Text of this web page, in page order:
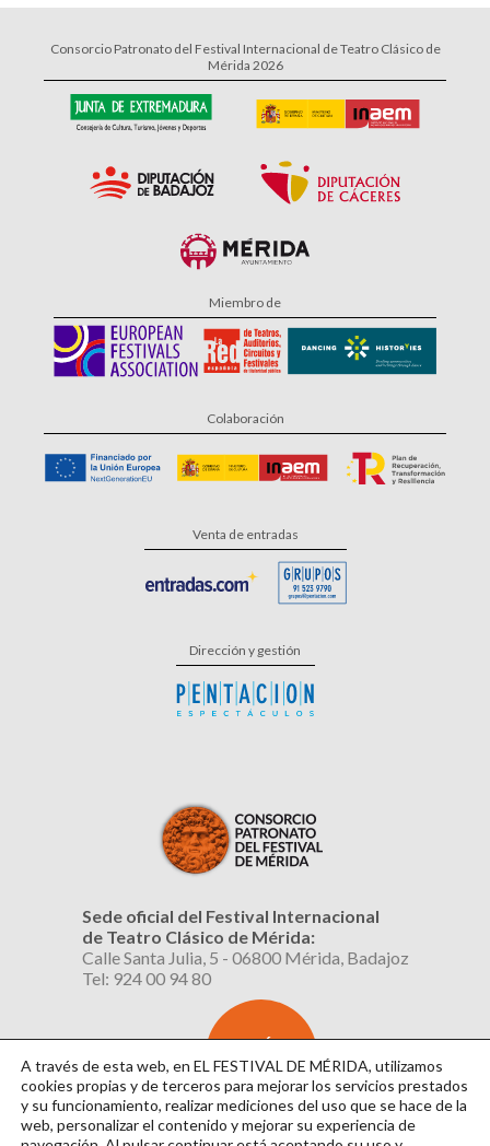
Consorcio Patronato del Festival Internacional de Teatro Clásico de
Mérida 2026
Miembro de
Colaboración
Venta de entradas
Dirección y gestión
Sede oficial del Festival Internacional
de Teatro Clásico de Mérida:
Calle Santa Julia, 5 - 06800 Mérida, Badajoz
Tel: 924 00 94 80
SUSCRÍBETE
AL BOLETÍN
A través de esta web, en EL FESTIVAL DE MÉRIDA, utilizamos
cookies propias y de terceros para mejorar los servicios prestados
y su funcionamiento, realizar mediciones del uso que se hace de la
web, personalizar el contenido y mejorar su experiencia de